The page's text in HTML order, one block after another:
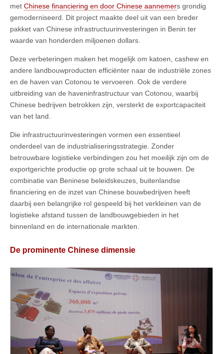
met Chinese financiering en door Chinese aannemers grondig
gemoderniseerd. Dit project maakte deel uit van een breder
pakket van Chinese infrastructuurinvesteringen in Benin ter
waarde van honderden miljoenen dollars.
Deze verbeteringen maken het mogelijk om katoen, cashew en
andere landbouwproducten efficiënter naar de industriële zones
en de haven van Cotonou te vervoeren. Ook de verdere
uitbreiding van de haveninfrastructuur van Cotonou, waarbij
Chinese bedrijven betrokken zijn, versterkt de exportcapaciteit
van het land.
Die infrastructuurinvesteringen vormen een essentieel
onderdeel van de industrialiseringsstrategie. Zonder
betrouwbare logistieke verbindingen zou het moeilijk zijn om de
exportgerichte productie op grote schaal uit te bouwen. De
combinatie van Beninese beleidskeuzes, buitenlandse
financiering en de inzet van Chinese bouwbedrijven heeft
daarbij een belangrijke rol gespeeld bij het verkleinen van de
logistieke afstand tussen de landbouwgebieden in het
binnenland en de internationale markten.
De prominente Chinese dimensie